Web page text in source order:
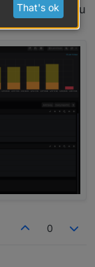
da einfach zu
0
That's ok